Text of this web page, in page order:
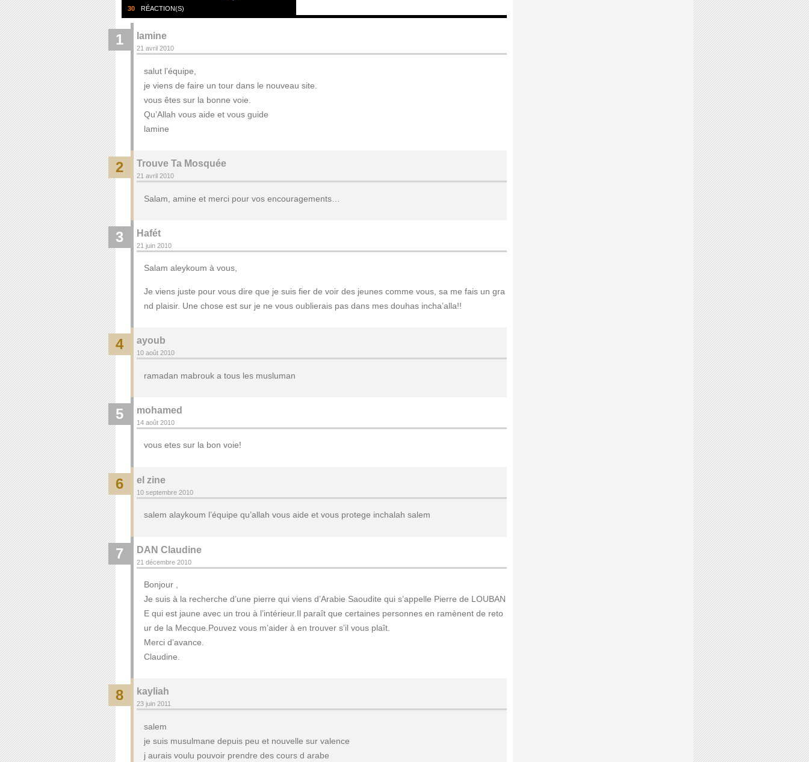
30 RÉACTION(S)
1 lamine
21 avril 2010
salut l’équipe,
je viens de faire un tour dans le nouveau site.
vous êtes sur la bonne voie.
Qu’Allah vous aide et vous guide
lamine
2 Trouve Ta Mosquée
21 avril 2010
Salam, amine et merci pour vos encouragements…
3 Hafét
21 juin 2010
Salam aleykoum à vous,
Je viens juste pour vous dire que je suis fier de voir des jeunes comme vous, sa me fais un gra
nd plaisir. Une chose est sur je ne vous oublierais pas dans mes douhas incha’alla!!
4 ayoub
10 août 2010
ramadan mabrouk a tous les musluman
5 mohamed
14 août 2010
vous etes sur la bon voie!
6 el zine
10 septembre 2010
salem alaykoum l’équipe qu’allah vous aide et vous protege inchalah salem
7 DAN Claudine
21 décembre 2010
Bonjour ,
Je suis à la recherche d’une pierre qui viens d’Arabie Saoudite qui s’appelle Pierre de LOUBAN
E qui est jaune avec un trou à l’intérieur.Il paraît que certaines personnes en ramènent de reto
ur de la Mecque.Pouvez vous m’aider à en trouver s’il vous plaît.
Merci d’avance.
Claudine.
8 kayliah
23 juin 2011
salem
je suis musulmane depuis peu et nouvelle sur valence
j aurais voulu pouvoir prendre des cours d arabe